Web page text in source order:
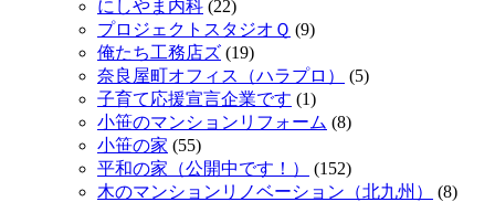
にしやま内科 (22)
プロジェクトスタジオＱ (9)
俺たち工務店ズ (19)
奈良屋町オフィス（ハラプロ）
(5)
子育て応援宣言企業です (1)
小笹のマンションリフォーム (8)
小笹の家 (55)
平和の家（公開中です！）
(152)
木のマンションリノベーション（北九州）
(8)